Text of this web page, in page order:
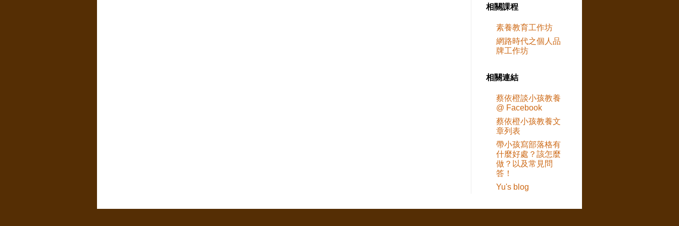
相關課程
素養教育工作坊
網路時代之個人品
牌工作坊
相關連結
蔡依橙談小孩教養
@ Facebook
蔡依橙小孩教養文
章列表
帶小孩寫部落格有
什麼好處？該怎麼
做？以及常見問
答！
Yu's blog